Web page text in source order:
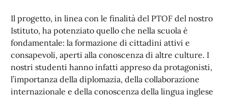
Il progetto, in linea con le finalità del PTOF del nostro
Istituto, ha potenziato quello che nella scuola è
fondamentale: la formazione di cittadini attivi e
consapevoli, aperti alla conoscenza di altre culture. I
nostri studenti hanno infatti appreso da protagonisti,
l’importanza della diplomazia, della collaborazione
internazionale e della conoscenza della lingua inglese